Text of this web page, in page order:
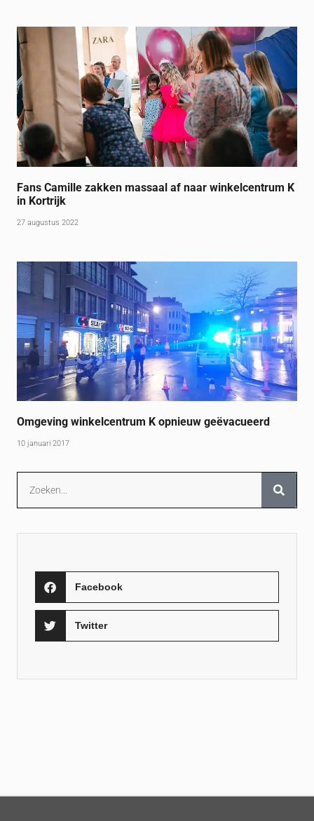
Fans Camille zakken massaal af naar winkelcentrum K
in Kortrijk
27 augustus 2022
Omgeving winkelcentrum K opnieuw geëvacueerd
10 januari 2017
Facebook
Twitter